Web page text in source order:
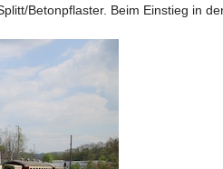
Betonpflaster. Beim Einstieg in